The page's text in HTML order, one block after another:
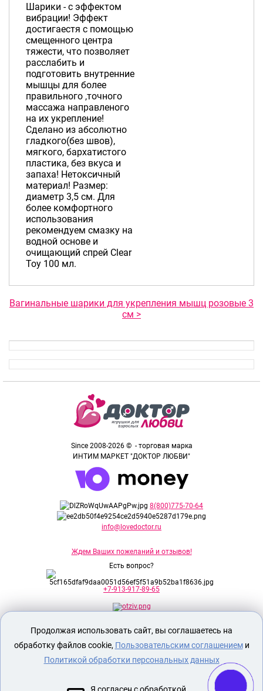
Шарики - с эффектом
вибрации! Эффект
достигаестя с помощью
смещенного центра
тяжести, что позволяет
расслабить и
подготовить внутренние
мышцы для более
правильного ,точного
массажа направленого
на их укрепление!
Сделано из абсолютно
гладкого(без швов),
мягкого, бархатистого
пластика, без вкуса и
запаха! Нетоксичный
материал! Размер:
диаметр 3,5 см. Для
более комфортного
использования
рекомендуем смазку на
водной основе и
очищающий спрей Clear
Toy 100 мл.
Вагинальные шарики для укрепления мышц розовые 3
см >
Since 2008-2026 © - торговая марка
ИНТИМ МАРКЕТ "ДОКТОР ЛЮБВИ"
8(800)775-70-64
info@lovedoctor.ru
Ждем Ваших пожеланий и отзывов!
Есть вопрос?
+7-913-917-89-65
Секс шоп Доктор Любви предназначен
исключительно для лиц старше 18 лет!
Вся продукция имеет знак EAC
Евразийского соответствия.
Продолжая использовать сайт, вы соглашаетесь на
обработку файлов cookie, Пользовательским соглашениеми
Политикой обработки персональных данных